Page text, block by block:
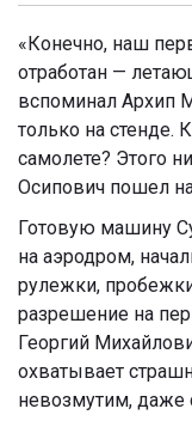
«Конечно, наш
отработан —
вспоминал Архип
только на стенде.
самолете? Этого
Осипович пошел
Готовую машину
на аэродром,
рулежки,
разрешение на
Георгий
охватывает
невозмутим, даже